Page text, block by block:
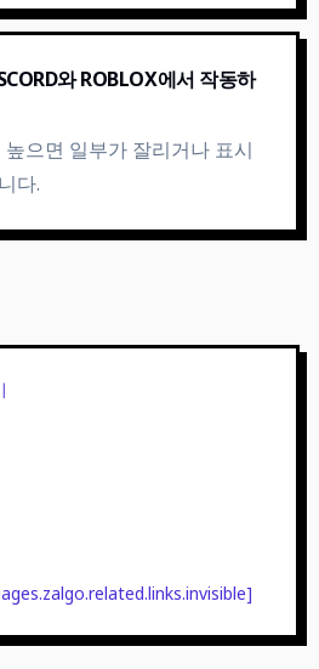
와 ROBLOX에서 작동하
으면 일부가 잘리거나 표시
다.